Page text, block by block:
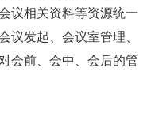
议相关资料等资源统一
议发起、会议室管理、
会前、会中、会后的管